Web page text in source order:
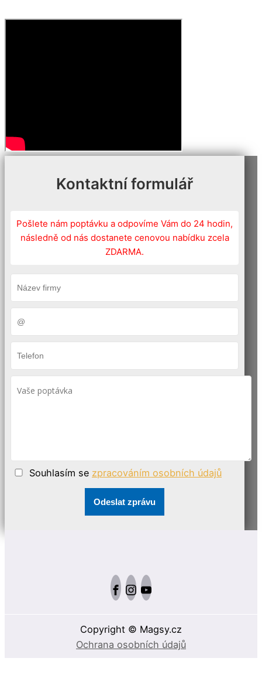
Kontaktní formulář
Pošlete nám poptávku a odpovíme Vám do 24 hodin,
následně od nás dostanete cenovou nabídku zcela
ZDARMA.
Souhlasím se zpracováním osobních údajů
Odeslat zprávu
Copyright © Magsy.cz
Ochrana osobních údajů